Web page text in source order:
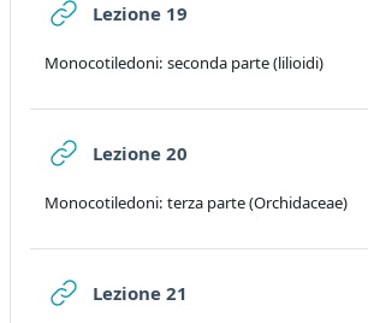
Lezione 19
Monocotiledoni: seconda parte (lilioidi)
Lezione 20
Monocotiledoni: terza parte (Orchidaceae)
Lezione 21